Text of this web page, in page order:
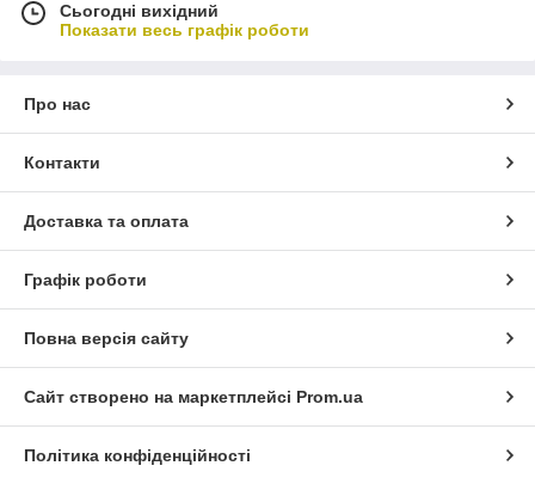
Сьогодні вихідний
Показати весь графік роботи
Про нас
Контакти
Доставка та оплата
Графік роботи
Повна версія сайту
Сайт створено на маркетплейсі Prom.ua
Політика конфіденційності